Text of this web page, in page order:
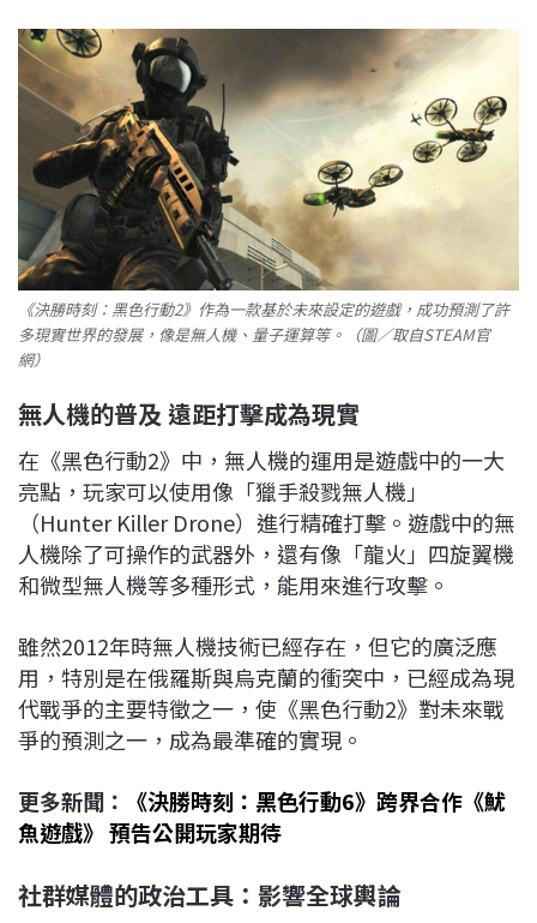
《決勝時刻：黑色行動2》作為一款基於未來設定的遊戲，成功預測了許
多現實世界的發展，像是無人機、量子運算等。（圖／取自STEAM官
網）
無人機的普及 遠距打擊成為現實
在《黑色行動2》中，無人機的運用是遊戲中的一大
亮點，玩家可以使用像「獵手殺戮無人機」
（Hunter Killer Drone）進行精確打擊。遊戲中的無
人機除了可操作的武器外，還有像「龍火」四旋翼機
和微型無人機等多種形式，能用來進行攻擊。
雖然2012年時無人機技術已經存在，但它的廣泛應
用，特別是在俄羅斯與烏克蘭的衝突中，已經成為現
代戰爭的主要特徵之一，使《黑色行動2》對未來戰
爭的預測之一，成為最準確的實現。
更多新聞：
《決勝時刻：黑色行動6》跨界合作《魷
魚遊戲》 預告公開玩家期待
社群媒體的政治工具：影響全球輿論